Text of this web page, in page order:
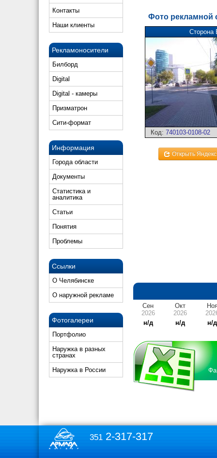
Контакты
Наши клиенты
Рекламоносители
Билборд
Digital
Digital - камеры
Призматрон
Сити-формат
Информация
Города области
Документы
Статистика и
аналитика
Статьи
Понятия
Проблемы
Ссылки
О Челябинске
О наружной рекламе
Фотогалереи
Портфолио
Наружка в разных
странах
Наружка в России
Фото рекламной
Сторона
Код: 740103-0108-02
Открыть
Сен
2026
н/д
Окт
2026
н/д
н/д
3512-317-317